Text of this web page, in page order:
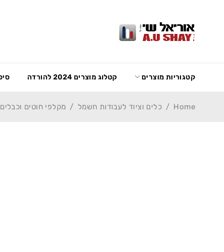
קטגוריות מוצרים קטלוג מוצרים 2024 להורדה
Home
/ כלים וציוד לעבודות חשמל / מקלפי חוטים וכבלים